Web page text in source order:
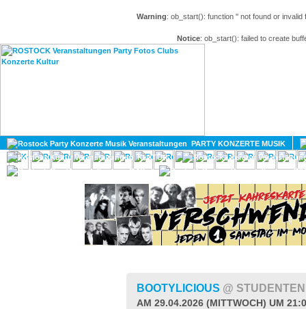
Warning: ob_start(): function '' not found or
Notice: ob_start(): failed to create
PARTY KONZERTE MUSIK
KULTUR
GAY
BOOTYLICIOUS @
AM 29.04.2026 (MITTWOCH) UM